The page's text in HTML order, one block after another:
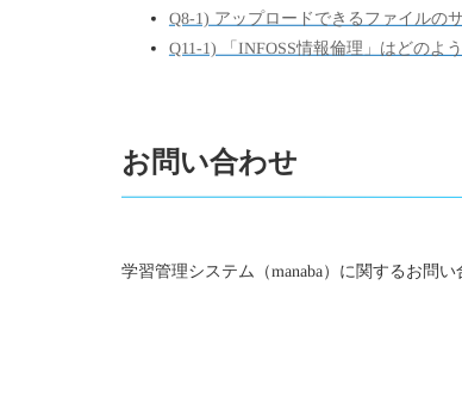
Q8-1) アップロードできるファイルの
Q11-1) 「INFOSS情報倫理」はどのよ
お問い合わせ
学習管理システム（manaba）に関するお問い